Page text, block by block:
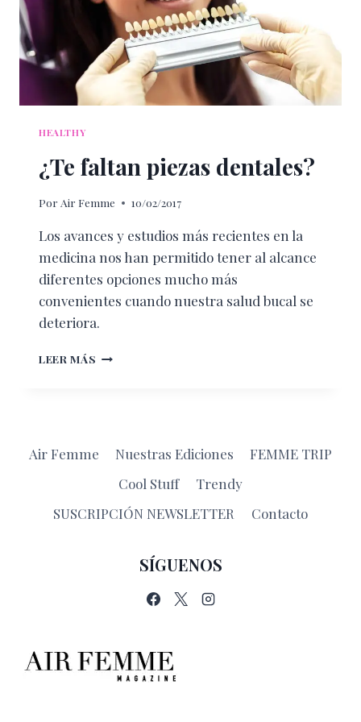
HEALTHY
¿Te faltan piezas dentales?
Por Air Femme 10/02/2017
Los avances y estudios más recientes en la
medicina nos han permitido tener al alcance
diferentes opciones mucho más
convenientes cuando nuestra salud bucal se
deteriora.
LEER MÁS ¿TE
Air Femme Nuestras Ediciones
FEMME TRIP
Cool Stuff
Trendy
SUSCRIPCIÓN NEWSLETTER
Contacto
SÍGUENOS